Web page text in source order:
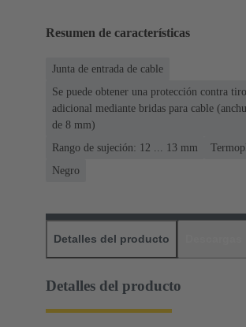
Resumen de características
Junta de entrada de cable
Se puede obtener una protección contra
adicional mediante bridas para cable
de 8 mm)
Rango de sujeción: 12 ... 13 mm
Negro
Detalles del producto
Detalles del producto